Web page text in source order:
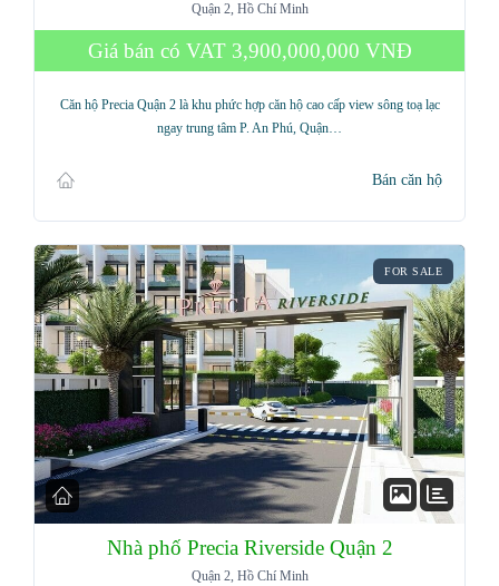
Quận 2, Hồ Chí Minh
Giá bán có VAT 3,900,000,000 VNĐ
Căn hộ Precia Quận 2 là khu phức hợp căn hộ cao cấp view sông toạ lạc
ngay trung tâm P. An Phú, Quận…
Bán căn hộ
FOR SALE
Nhà phố Precia Riverside Quận 2
Quận 2, Hồ Chí Minh